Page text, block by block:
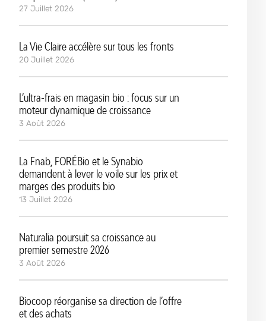
27 Juillet 2026
La Vie Claire accélère sur tous les fronts
20 Juillet 2026
L’ultra-frais en magasin bio : focus sur un
moteur dynamique de croissance
3 Août 2026
La Fnab, FORÉBio et le Synabio
demandent à lever le voile sur les prix et
marges des produits bio
13 Juillet 2026
Naturalia poursuit sa croissance au
premier semestre 2026
3 Août 2026
Biocoop réorganise sa direction de l’offre
et des achats